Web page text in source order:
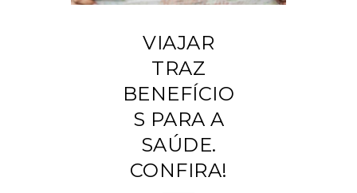
VIAJAR
TRAZ
BENEFÍCIO
S PARA A
SAÚDE.
CONFIRA!